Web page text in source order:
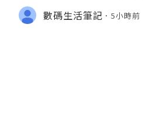
數碼生活筆記 5小時前